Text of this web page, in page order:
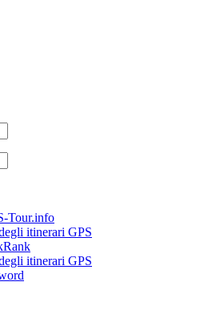
Tour.info
itinerari GPS
itinerari GPS